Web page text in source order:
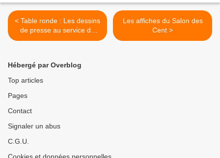
< Table ronde : Les dessins
de presse au service de
l’abolition de la peine de
Les affiches du Salon des
Cent >
Hébergé par Overblog
Top articles
Pages
Contact
Signaler un abus
C.G.U.